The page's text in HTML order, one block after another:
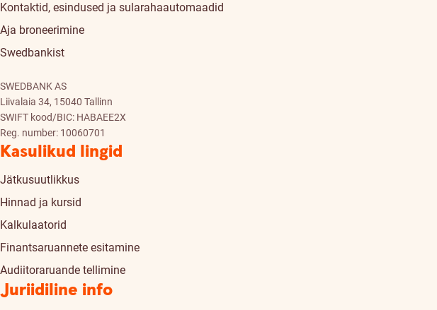
Kontaktid, esindused ja sularahaautomaadid
Aja broneerimine
Swedbankist
SWEDBANK AS
Liivalaia 34, 15040 Tallinn
SWIFT kood/BIC: HABAEE2X
Reg. number: 10060701
Kasulikud lingid
Jätkusuutlikkus
Hinnad ja kursid
Kalkulaatorid
Finantsaruannete esitamine
Audiitoraruande tellimine
Juriidiline info